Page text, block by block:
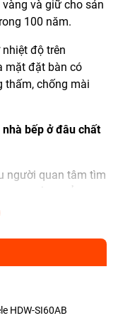
và giữ cho sản
100 năm.
độ trên
mặt đặt bàn có
thấm, chống mài
bếp ở đâu chất
người quan tâm tìm
tín thì không hề
có rất nhiều cơ sở
giả, hàng kém chất
đến các cơ sở
HDW-SI60AB